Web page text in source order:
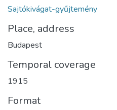
Sajtókivágat-gyűjtemény
Place, address
Budapest
Temporal coverage
1915
Format